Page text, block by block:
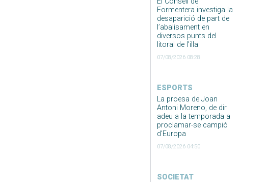
Formentera investiga la
desaparició de part de
l’abalisament en
diversos punts del
litoral de l’illa
07/08/2026 08:28
ESPORTS
La proesa de Joan
Antoni Moreno, de dir
adeu a la temporada a
proclamar-se campió
d’Europa
07/08/2026 04:50
SOCIETAT